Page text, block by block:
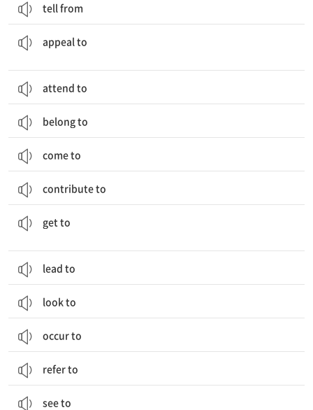
tell from
appeal to
attend to
belong to
come to
contribute to
get to
lead to
look to
occur to
refer to
see to